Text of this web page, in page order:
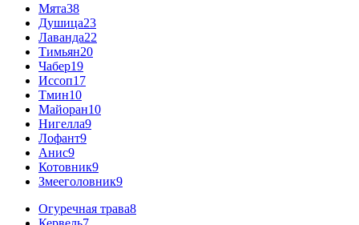
Мята38
Душица23
Лаванда22
Тимьян20
Чабер19
Иссоп17
Тмин10
Майоран10
Нигелла9
Лофант9
Анис9
Котовник9
Змееголовник9
Огуречная трава8